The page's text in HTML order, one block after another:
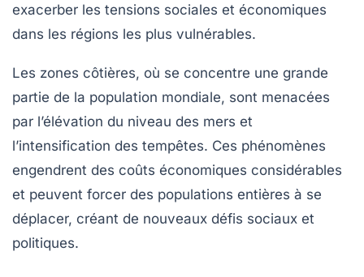
exacerber les tensions sociales et économiques
dans les régions les plus vulnérables.
Les zones côtières, où se concentre une grande
partie de la population mondiale, sont menacées
par l’élévation du niveau des mers et
l’intensification des tempêtes. Ces phénomènes
engendrent des coûts économiques considérables
et peuvent forcer des populations entières à se
déplacer, créant de nouveaux défis sociaux et
politiques.